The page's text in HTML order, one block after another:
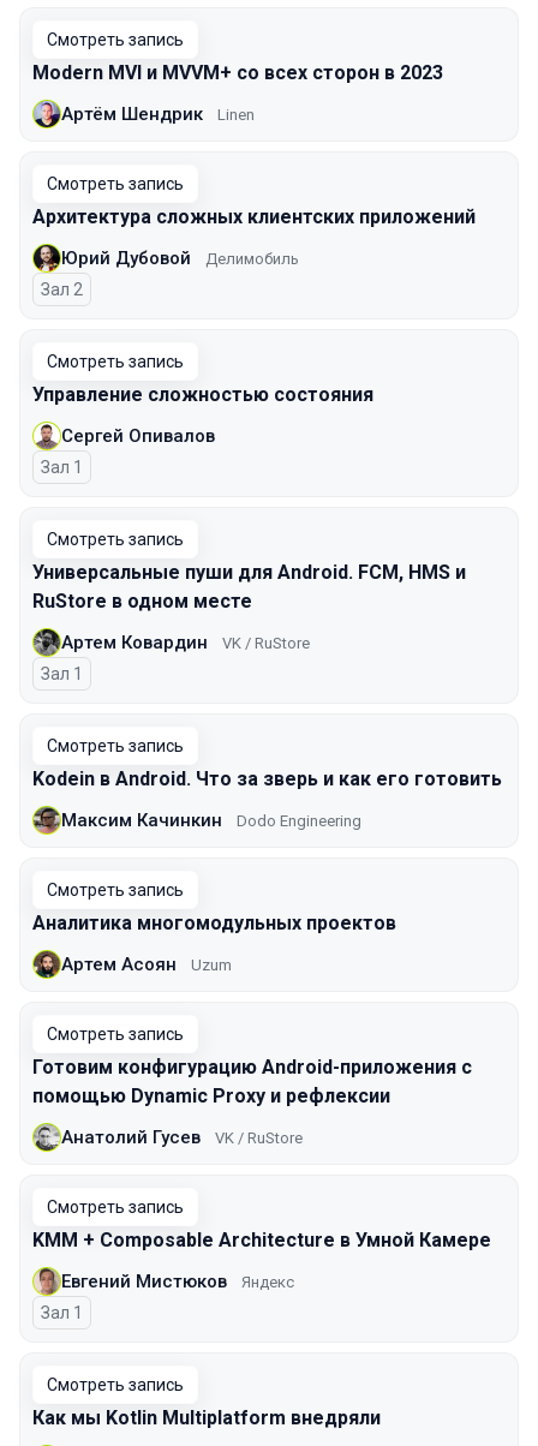
Смотреть запись
Modern MVI и MVVM+ со всех сторон в 2023
Артём Шендрик Linen
Смотреть запись
Архитектура сложных клиентских приложений
Юрий Дубовой Делимобиль
Зал 2
Смотреть запись
Управление сложностью состояния
Сергей Опивалов
Зал 1
Смотреть запись
Универсальные пуши для Android. FCM, HMS и
RuStore в одном месте
Артем Ковардин VK / RuStore
Зал 1
Смотреть запись
Kodein в Android. Что за зверь и как его готовить
Максим Качинкин Dodo Engineering
Смотреть запись
Аналитика многомодульных проектов
Артем Асоян Uzum
Смотреть запись
Готовим конфигурацию Android-приложения с
помощью Dynamic Proxy и рефлексии
Анатолий Гусев VK / RuStore
Смотреть запись
KMM + Composable Architecture в Умной Камере
Евгений Мистюков Яндекс
Зал 1
Смотреть запись
Как мы Kotlin Multiplatform внедряли